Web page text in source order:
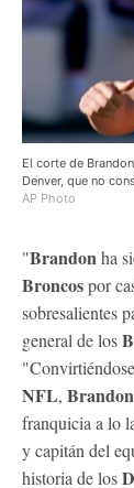
El corte de
Denver, que no
AP Photo
"Brandonha
Broncospor
sobresalientes
general de los
NFL, Brandon
franquicia a lo
y capitán del
historia de los